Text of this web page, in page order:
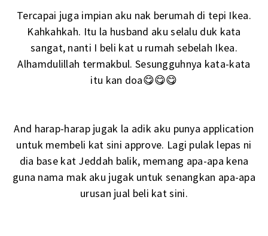
Tercapai juga impian aku nak berumah di tepi Ikea.
Kahkahkah. Itu la husband aku selalu duk kata
sangat, nanti I beli kat u rumah sebelah Ikea.
Alhamdulillah termakbul. Sesungguhnya kata-kata
itu kan doa😋😋😋
And harap-harap jugak la adik aku punya application
untuk membeli kat sini approve. Lagi pulak lepas ni
dia base kat Jeddah balik, memang apa-apa kena
guna nama mak aku jugak untuk senangkan apa-apa
urusan jual beli kat sini.